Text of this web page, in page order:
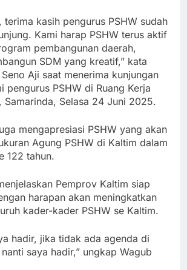
terima kasih pengurus PSHW sudah
Kami harap PSHW terus aktif
pembangunan daerah,
SDM yang kreatif,” kata
Aji saat menerima kunjungan
pengurus PSHW di Ruang Kerja
Samarinda, Selasa 24 Juni 2025.
mengapresiasi PSHW yang akan
Agung PSHW di Kaltim dalam
122 tahun.
Pemprov Kaltim siap
harapan akan meningkatkan
kader-kader PSHW se Kaltim.
hadir, jika tidak ada agenda di
saya hadir,” ungkap Wagub